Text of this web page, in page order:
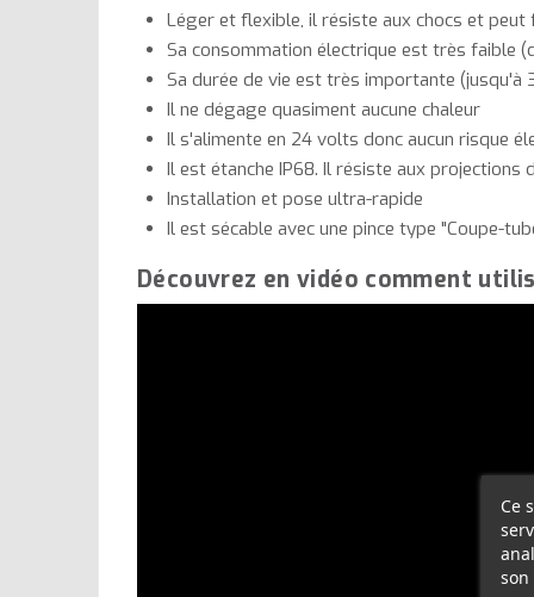
Léger et flexible, il résiste aux chocs et
Sa consommation électrique est très faible
Sa durée de vie est très importante (jusqu'à
Il ne dégage quasiment aucune chaleur
Il s'alimente en 24 volts donc aucun risque
Il est étanche IP68. Il résiste aux
Installation et pose ultra-rapide
Il est sécable avec une pince type "Coupe-
Découvrez en vidéo comment
Ce
son